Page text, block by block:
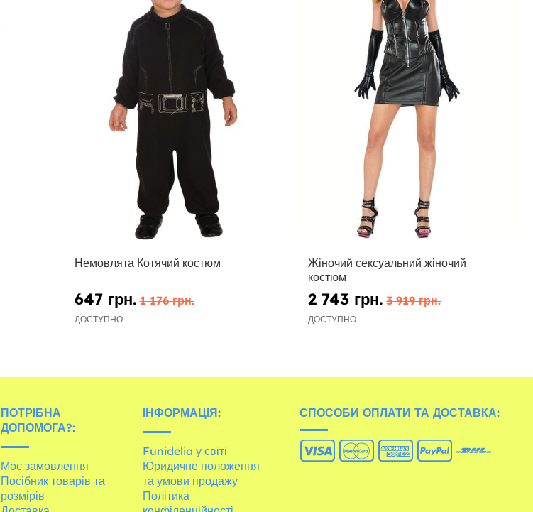
Немовлята Котячий костюм
647 грн. 1 176 грн.
ДОСТУПНО
Жіночий сексуальний жіночий
костюм
2 743 грн. 3 919 грн.
ДОСТУПНО
ПОТРІБНА
ДОПОМОГА?:
Моє замовлення
Посібник товарів та
розмірів
ІНФОРМАЦІЯ:
Funidelia у світі
Юридичне положення
та умови продажу
Політика
СПОСОБИ ОПЛАТИ ТА ДОСТАВКА: